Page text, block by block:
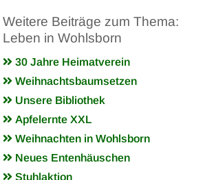
Weitere Beiträge zum Thema:
Leben in Wohlsborn
30 Jahre Heimatverein
Weihnachtsbaumsetzen
Unsere Bibliothek
Apfelernte XXL
Weihnachten in Wohlsborn
Neues Entenhäuschen
Stuhlaktion